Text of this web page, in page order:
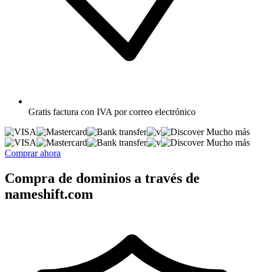
Gratis factura con IVA por correo electrónico
Mucho más
Mucho más
Comprar ahora
Compra de dominios a través de
nameshift.com